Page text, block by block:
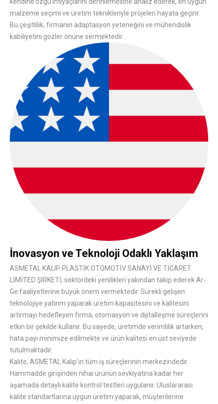
malzeme seçimi ve üretim teknikleriyle projeleri hayata geçirir.
Bu çeşitlilik, firmanın adaptasyon yeteneğini ve mühendislik
kabiliyetini gözler önüne sermektedir.
İnovasyon ve Teknoloji Odaklı Yaklaşım
ASMETAL KALIP PLASTİK OTOMOTİV SANAYİ VE TİCARET
LİMİTED ŞİRKETİ, sektördeki yenilikleri yakından takip ederek Ar-
Ge faaliyetlerine büyük önem vermektedir. Sürekli gelişen
teknolojiye yatırım yaparak üretim kapasitesini ve kalitesini
artırmayı hedefleyen firma, otomasyon ve dijitalleşme süreçlerini
etkin bir şekilde kullanır. Bu sayede, üretimde verimlilik artarken,
hata payı minimize edilmekte ve ürün kalitesi en üst seviyede
tutulmaktadır.
Kalite, ASMETAL Kalıp’ın tüm iş süreçlerinin merkezindedir.
Hammadde girişinden nihai ürünün sevkiyatına kadar her
aşamada detaylı kalite kontrol testleri uygulanır. Uluslararası
kalite standartlarına uygun üretim yaparak, müşterilerine